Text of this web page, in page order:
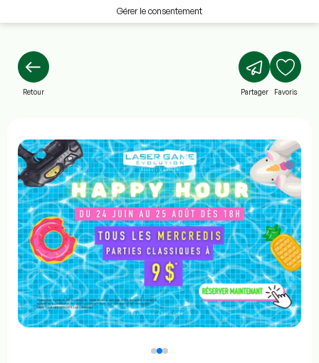
Gérer le consentement
Retour Partager Favoris